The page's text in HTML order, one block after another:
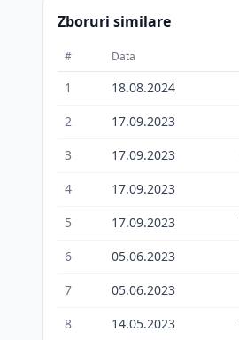
Zboruri similare
# Data
1 18.08.2024
2
17.09.2023
3
17.09.2023
4
17.09.2023
5
17.09.2023
6
05.06.2023
7
05.06.2023
8
14.05.2023